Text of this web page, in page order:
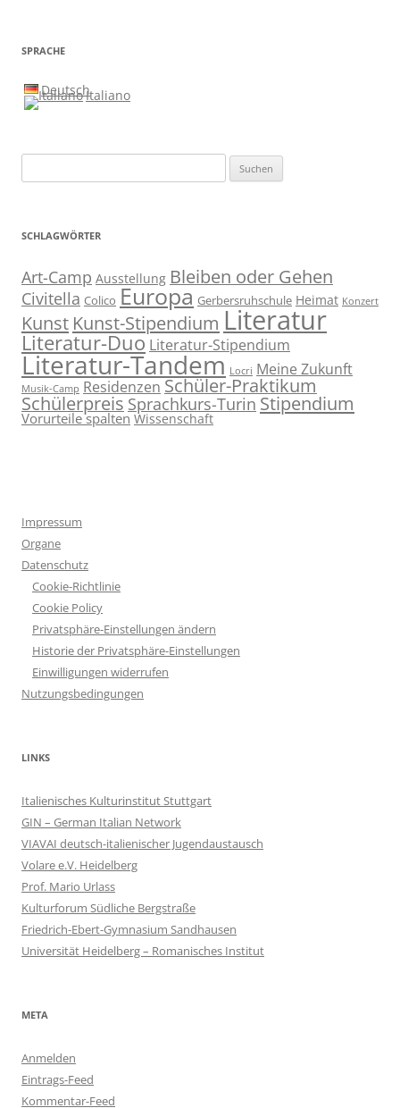
SPRACHE
DeutschItaliano
nach:
SCHLAGWÖRTER
Art-Camp Ausstellung Bleiben oder Gehen
Civitella Colico Europa Gerbersruhschule Heimat Konzert
Kunst Kunst-Stipendium Literatur
Literatur-Duo Literatur-Stipendium
Literatur-Tandem Locri Meine Zukunft
Musik-Camp Residenzen Schüler-Praktikum
Schülerpreis Sprachkurs-Turin Stipendium
Vorurteile spalten Wissenschaft
Impressum
Organe
Datenschutz
Cookie-Richtlinie
Cookie Policy
Privatsphäre-Einstellungen ändern
Historie der Privatsphäre-Einstellungen
Einwilligungen widerrufen
Nutzungsbedingungen
LINKS
Italienisches Kulturinstitut Stuttgart
GIN – German Italian Network
VIAVAI deutsch-italienischer Jugendaustausch
Volare e.V. Heidelberg
Prof. Mario Urlass
Kulturforum Südliche Bergstraße
Friedrich-Ebert-Gymnasium Sandhausen
Universität Heidelberg – Romanisches Institut
META
Anmelden
Eintrags-Feed
Kommentar-Feed